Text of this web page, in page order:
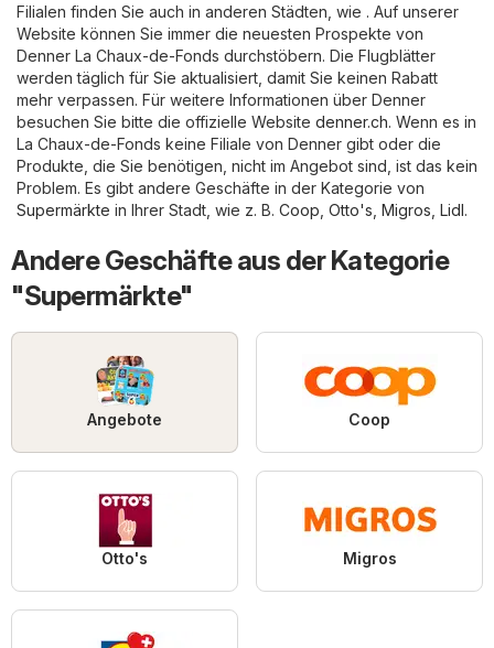
Filialen finden Sie auch in anderen Städten, wie . Auf unserer
Website können Sie immer die neuesten Prospekte von
Denner La Chaux-de-Fonds durchstöbern. Die Flugblätter
werden täglich für Sie aktualisiert, damit Sie keinen Rabatt
mehr verpassen. Für weitere Informationen über Denner
besuchen Sie bitte die offizielle Website denner.ch. Wenn es in
La Chaux-de-Fonds keine Filiale von Denner gibt oder die
Produkte, die Sie benötigen, nicht im Angebot sind, ist das kein
Problem. Es gibt andere Geschäfte in der Kategorie von
Supermärkte in Ihrer Stadt, wie z. B. Coop Otto's Migros Lidl.
Andere Geschäfte aus der Kategorie
"Supermärkte"
Angebote Coop
Otto's Migros